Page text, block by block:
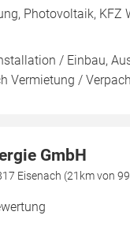
Photovoltaik, KFZ
/ Einbau,
Vermietung /
GmbH
Eisenach (21km von